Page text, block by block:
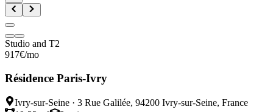
Studio and T2
917€/mo
Résidence Paris-Ivry
Ivry-sur-Seine · 3 Rue Galilée, 94200 Ivry-sur-Seine, France